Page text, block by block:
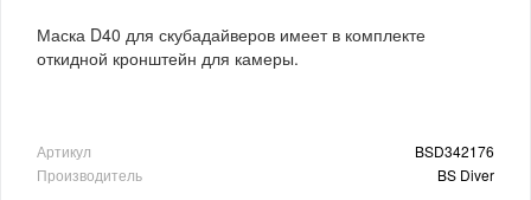
Маска D40 для скубадайверов имеет в комплекте
откидной кронштейн для камеры.
Артикул
BSD342176
Производитель
BS Diver